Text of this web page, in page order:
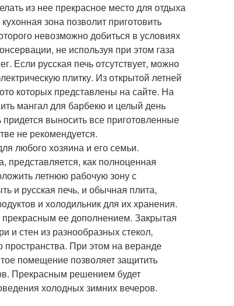
из нее прекрасное место для отдыха
зона позволит приготовить
невозможно добиться в условиях
не используя при этом газа
Если русская печь отсутствует, можно
плитку. Из открытой летней
которых представлены на сайте. На
мангал для барбекю и целый день
выносить все приготовленные
не рекомендуется.
любого хозяина и его семьи.
представляется, как полноценная
летнюю рабочую зону с
и русская печь, и обычная плита,
и холодильник для их хранения.
прекрасным ее дополнением. Закрытая
и стен из разнообразных стекол,
При этом на веранде
помещение позволяет защитить
Прекрасным решением будет
холодных зимних вечеров.